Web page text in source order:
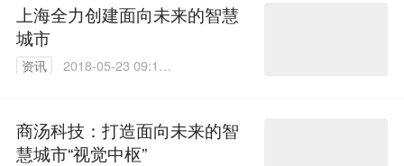
上海全力创建面向未来的智慧
城市
资讯
2018-05-23 09:11:
商汤科技：打造面向未来的智
慧城市“视觉中枢”